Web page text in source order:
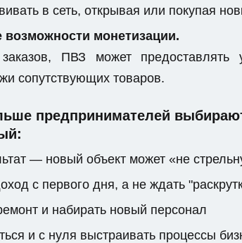
в сеть, открывая или покупая
монетизации.
ПВЗ может предоставлять
сопутствующих товаров.
предпринимателей
— новый объект может «не
с первого дня, а не ждать
и набирать новый персонал
и с нуля выстраивать процессы